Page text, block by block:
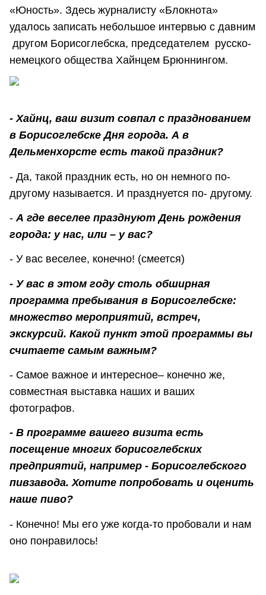
«Юность». Здесь журналисту «Блокнота»
удалось записать небольшое интервью с давним
другом Борисоглебска, председателем русско-
немецкого общества Хайнцем Брюннингом.
- Хайнц, ваш визит совпал с празднованием
в Борисоглебске Дня города. А в
Дельменхорсте есть такой праздник?
- Да, такой праздник есть, но он немного по-
другому называется. И празднуется по- другому.
- А где веселее празднуют День рождения
города: у нас, или – у вас?
- У вас веселее, конечно! (смеется)
- У вас в этом году столь обширная
программа пребывания в Борисоглебске:
множество мероприятий, встреч,
экскурсий. Какой пункт этой программы вы
считаете самым важным?
- Самое важное и интересное– конечно же,
совместная выставка наших и ваших
фотографов.
- В программе вашего визита есть
посещение многих борисоглебских
предприятий, например - Борисоглебского
пивзавода. Хотите попробовать и оценить
наше пиво?
- Конечно! Мы его уже когда-то пробовали и нам
оно понравилось!